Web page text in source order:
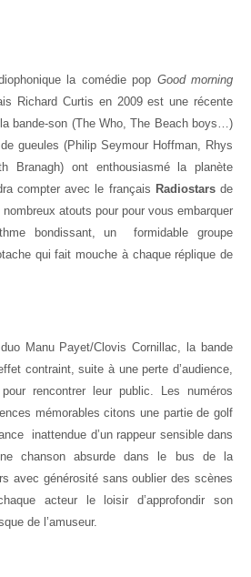
la comédie pop Good morning
Richard Curtis en 2009 est une récente
bande-son (The Who, The Beach boys…)
gueules (Philip Seymour Hoffman, Rhys
Branagh) ont enthousiasmé la planète
compter avec le français Radiostarsde
atouts pour pour vous embarquer
bondissant, un formidable groupe
qui fait mouche à chaque réplique de
Manu Payet/Clovis Cornillac, la bande
contraint, suite à une perte d’audience,
rencontrer leur public. Les numéros
mémorables citons une partie de golf
inattendue d’un rappeur sensible dans
chanson absurde dans le bus de la
avec générosité sans oublier des scènes
acteur le loisir d’approfondir son
de l’amuseur.